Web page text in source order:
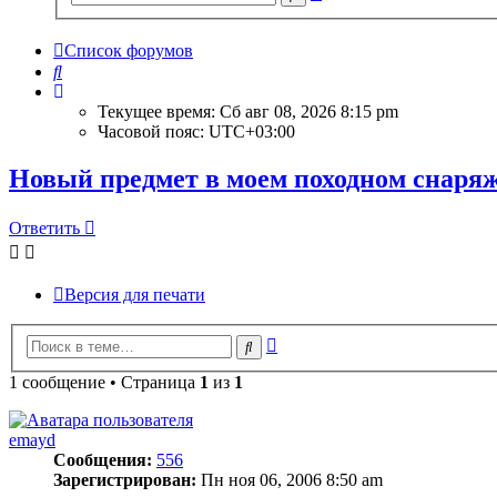
Список форумов
Поиск
Текущее время: Сб авг 08, 2026 8:15 pm
Часовой пояс: UTC+03:00
Новый предмет в моем походном
Ответить
Версия для печати
Поиск
1 сообщение • Страница 1 из 1
emayd
Сообщения: 556
Зарегистрирован: Пн ноя 06, 2006 8:50 am